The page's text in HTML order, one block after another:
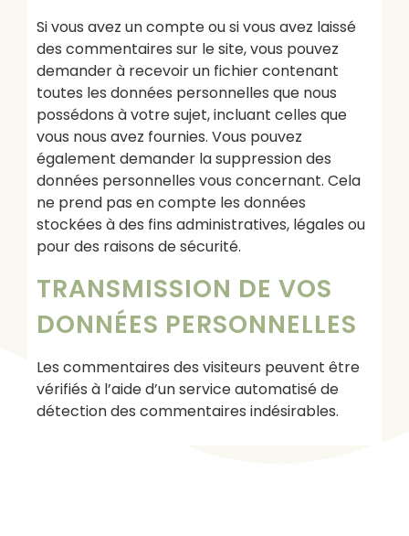
Si vous avez un compte ou si vous avez laissé
des commentaires sur le site, vous pouvez
demander à recevoir un fichier contenant
toutes les données personnelles que nous
possédons à votre sujet, incluant celles que
vous nous avez fournies. Vous pouvez
également demander la suppression des
données personnelles vous concernant. Cela
ne prend pas en compte les données
stockées à des fins administratives, légales ou
pour des raisons de sécurité.
TRANSMISSION DE VOS
DONNÉES PERSONNELLES
Les commentaires des visiteurs peuvent être
vérifiés à l’aide d’un service automatisé de
détection des commentaires indésirables.